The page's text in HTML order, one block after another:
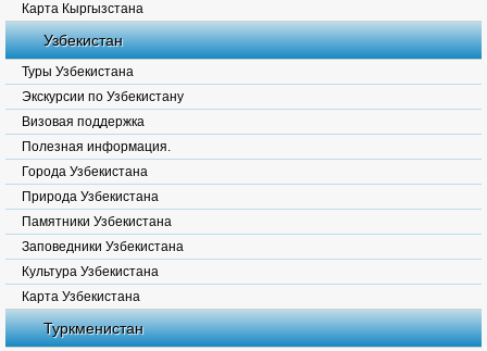
Карта Кыргызстана
Узбекистан
Туры Узбекистана
Экскурсии по Узбекистану
Визовая поддержка
Полезная информация.
Города Узбекистана
Природа Узбекистана
Памятники Узбекистана
Заповедники Узбекистана
Культура Узбекистана
Карта Узбекистана
Туркменистан